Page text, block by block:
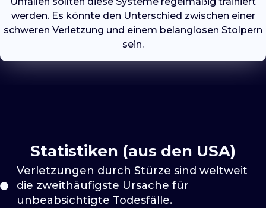
werden. Es könnte den Unterschied zwischen einer
schweren Verletzung und einem belanglosen Stolpern
sein.
Statistiken (aus den USA)
Verletzungen durch Stürze sind weltweit
die zweithäufigste Ursache für
unbeabsichtigte Todesfälle.